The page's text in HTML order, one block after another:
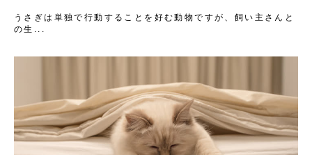
うさぎは単独で行動することを好む動物ですが、飼い主さんと
の生...